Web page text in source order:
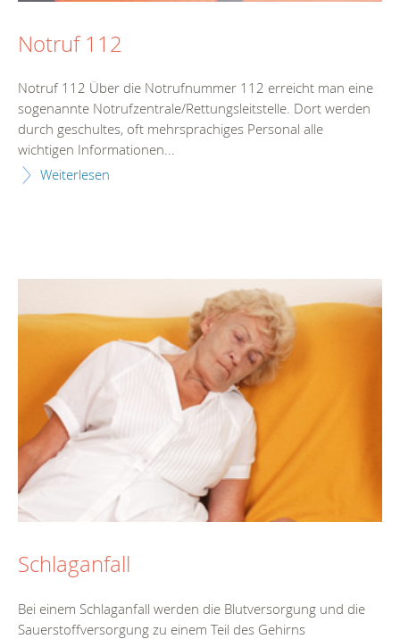
Notruf 112
Notruf 112 Über die Notrufnummer 112 erreicht man eine
sogenannte Notrufzentrale/Rettungsleitstelle. Dort werden
durch geschultes, oft mehrsprachiges Personal alle
wichtigen Informationen...
Weiterlesen
Schlaganfall
Bei einem Schlaganfall werden die Blutversorgung und die
Sauerstoffversorgung zu einem Teil des Gehirns